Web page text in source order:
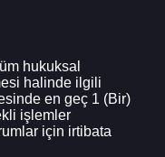
hukuksal
halinde ilgili
en geç 1 (Bir)
işlemler
için irtibata